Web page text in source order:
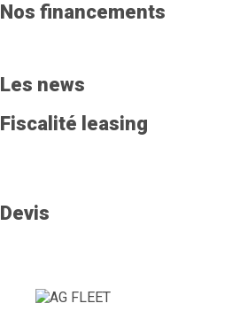
Nos financements
Les news
Fiscalité leasing
Devis